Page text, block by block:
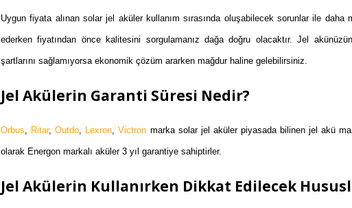
Uygun fiyata alınan solar jel aküler kullanım sırasında oluşabilecek sorunlar ile
ederken fiyatından önce kalitesini sorgulamanız dağa doğru olacaktır. Jel
şartlarını sağlamıyorsa ekonomik çözüm ararken mağdur haline gelebilirsiniz.
Jel Akülerin Garanti Süresi Nedir?
Orbus, Ritar,Outdo, Lexron,Victron marka solar jel aküler piyasada bilinen jel akü
olarak Energon markalı aküler 3 yıl garantiye sahiptirler.
Jel Akülerin Kullanırken Dikkat Edilecek